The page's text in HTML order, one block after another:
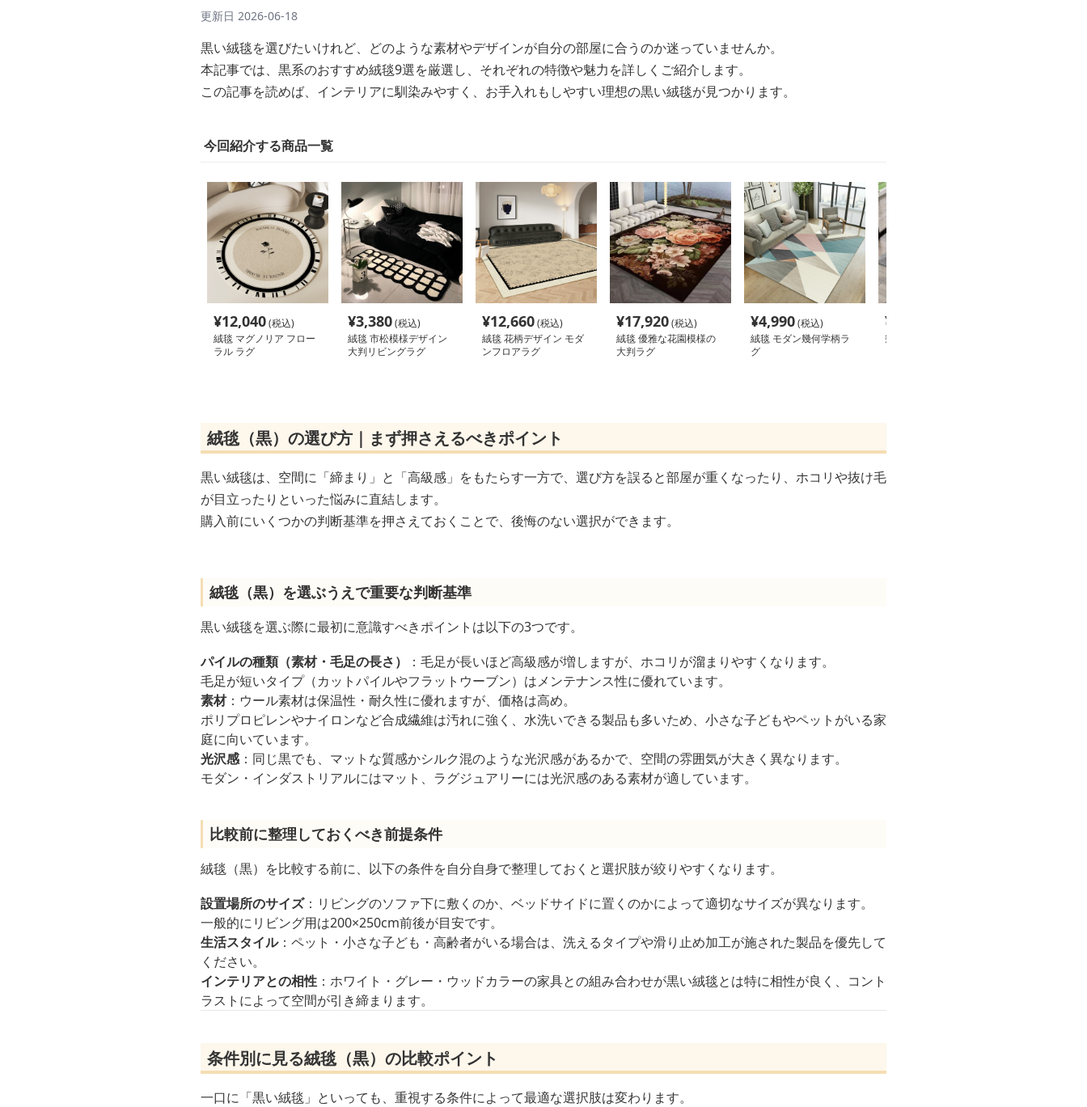
更新日 2026-06-18
黒い絨毯を選びたいけれど、どのような素材やデザインが自分の部屋に合うのか迷っていませんか。
本記事では、黒系のおすすめ絨毯9選を厳選し、それぞれの特徴や魅力を詳しくご紹介します。
この記事を読めば、インテリアに馴染みやすく、お手入れもしやすい理想の黒い絨毯が見つかります。
今回紹介する商品一覧
¥12,040(税込)
絨毯 マグノリア フロー
ラル ラグ
¥3,380(税込)
絨毯 市松模様デザイン
大判リビングラグ
¥12,660(税込)
絨毯 花柄デザイン モダ
ンフロアラグ
¥17,920(税込)
絨毯 優雅な花園模様の
大判ラグ
¥4,990(税込)
絨毯 モダン幾何学柄ラ
グ
¥
幾何学模様モダン絨毯
絨毯（黒）の選び方｜まず押さえるべきポイント
黒い絨毯は、空間に「締まり」と「高級感」をもたらす一方で、選び方を誤ると部屋が重くなったり、ホコリや抜け毛
が目立ったりといった悩みに直結します。
購入前にいくつかの判断基準を押さえておくことで、後悔のない選択ができます。
絨毯（黒）を選ぶうえで重要な判断基準
黒い絨毯を選ぶ際に最初に意識すべきポイントは以下の3つです。
パイルの種類（素材・毛足の長さ）
：毛足が長いほど高級感が増しますが、ホコリが溜まりやすくなります。
毛足が短いタイプ（カットパイルやフラットウーブン）はメンテナンス性に優れています。
素材：ウール素材は保温性・耐久性に優れますが、価格は高め。
ポリプロピレンやナイロンなど合成繊維は汚れに強く、水洗いできる製品も多いため、小さな子どもやペットがいる家
庭に向いています。
光沢感：同じ黒でも、マットな質感かシルク混のような光沢感があるかで、空間の雰囲気が大きく異なります。
モダン・インダストリアルにはマット、ラグジュアリーには光沢感のある素材が適しています。
比較前に整理しておくべき前提条件
絨毯（黒）を比較する前に、以下の条件を自分自身で整理しておくと選択肢が絞りやすくなります。
設置場所のサイズ：リビングのソファ下に敷くのか、ベッドサイドに置くのかによって適切なサイズが異なります。
一般的にリビング用は200×250cm前後が目安です。
生活スタイル：ペット・小さな子ども・高齢者がいる場合は、洗えるタイプや滑り止め加工が施された製品を優先して
ください。
インテリアとの相性 ：ホワイト・グレー・ウッドカラーの家具との組み合わせが黒い絨毯とは特に相性が良く、コント
ラストによって空間が引き締まります。
条件別に見る絨毯（黒）の比較ポイント
一口に「黒い絨毯」といっても、重視する条件によって最適な選択肢は変わります。